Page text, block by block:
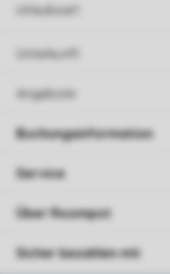
Urlaubsart
Unterkunft
Angebote
Buchungsinformation
Service
Über Roompot
Sicher bezahlen mit